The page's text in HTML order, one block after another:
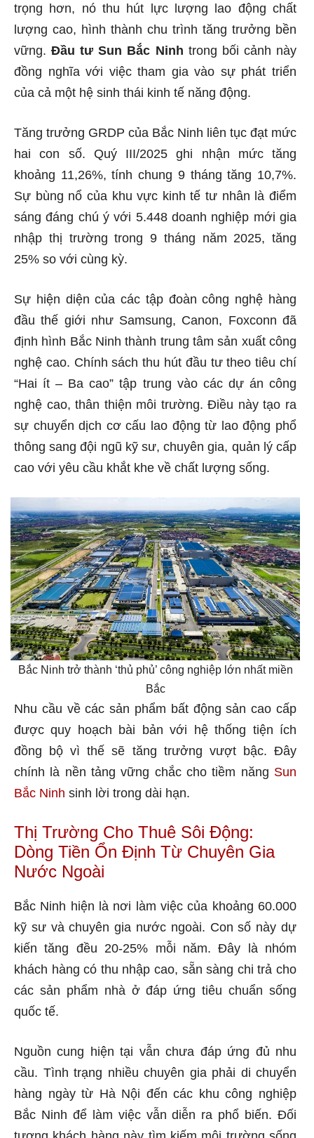
trọng hơn, nó thu hút lực lượng lao động chất
lượng cao, hình thành chu trình tăng trưởng bền
vững.Đầu tư Sun Bắc Ninh trong bối cảnh này
đồng nghĩa với việc tham gia vào sự phát triển
của cả một hệ sinh thái kinh tế năng động.
Tăng trưởng GRDP của Bắc Ninh liên tục đạt mức
hai con số. Quý III/2025 ghi nhận mức tăng
khoảng 11,26%, tính chung 9 tháng tăng 10,7%.
Sự bùng nổ của khu vực kinh tế tư nhân là điểm
sáng đáng chú ý với 5.448 doanh nghiệp mới gia
nhập thị trường trong 9 tháng năm 2025, tăng
25% so với cùng kỳ.
Sự hiện diện của các tập đoàn công nghệ hàng
đầu thế giới như Samsung, Canon, Foxconn đã
định hình Bắc Ninh thành trung tâm sản xuất công
nghệ cao. Chính sách thu hút đầu tư theo tiêu chí
“Hai ít – Ba cao” tập trung vào các dự án công
nghệ cao, thân thiện môi trường. Điều này tạo ra
sự chuyển dịch cơ cấu lao động từ lao động phổ
thông sang đội ngũ kỹ sư, chuyên gia, quản lý cấp
cao với yêu cầu khắt khe về chất lượng sống.
Bắc Ninh trở thành ‘thủ phủ’ công nghiệp lớn nhất miền
Bắc
Nhu cầu về các sản phẩm bất động sản cao cấp
được quy hoạch bài bản với hệ thống tiện ích
đồng bộ vì thế sẽ tăng trưởng vượt bậc. Đây
chính là nền tảng vững chắc cho tiềm năng Sun
Bắc Ninh sinh lời trong dài hạn.
Thị Trường Cho Thuê Sôi Động:
Dòng Tiền Ổn Định Từ Chuyên Gia
Nước Ngoài
Bắc Ninh hiện là nơi làm việc của khoảng 60.000
kỹ sư và chuyên gia nước ngoài. Con số này dự
kiến tăng đều 20-25% mỗi năm. Đây là nhóm
khách hàng có thu nhập cao, sẵn sàng chi trả cho
các sản phẩm nhà ở đáp ứng tiêu chuẩn sống
quốc tế.
Nguồn cung hiện tại vẫn chưa đáp ứng đủ nhu
cầu. Tình trạng nhiều chuyên gia phải di chuyển
hàng ngày từ Hà Nội đến các khu công nghiệp
Bắc Ninh để làm việc vẫn diễn ra phổ biến. Đối